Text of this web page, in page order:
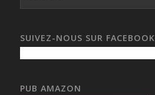
SUIVEZ-NOUS SUR FACEBOOK
PUB AMAZON